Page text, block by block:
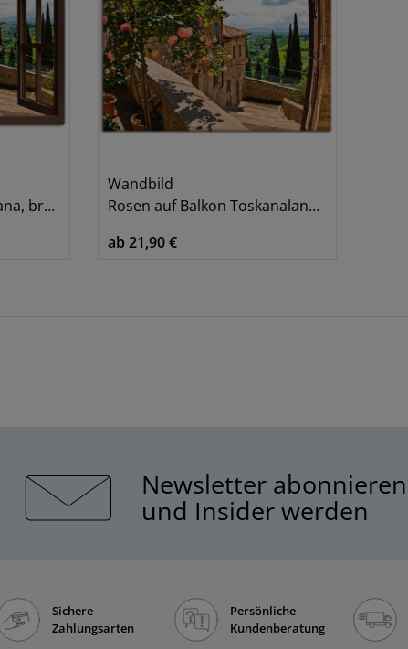
braun
Wandbild
Rosen auf Balkon Toskanalandschaft
ab 21,90 €
Newsletter abonnieren
und Insider werden
Sichere
Zahlungsarten
Persönliche
Kundenberatung